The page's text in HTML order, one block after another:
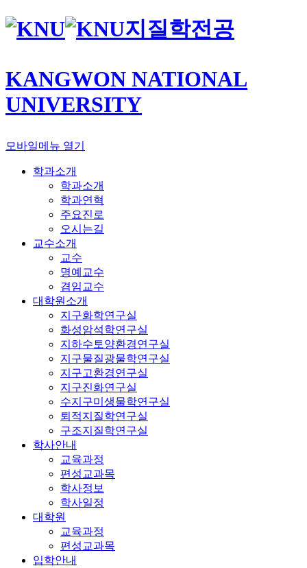
지질학전공
KANGWON NATIONAL
UNIVERSITY
모바일메뉴 열기
학과소개
학과소개
학과연혁
주요진로
오시는길
교수소개
교수
명예교수
겸임교수
대학원소개
지구화학연구실
화성암석학연구실
지하수토양환경연구실
지구물질광물학연구실
지구고환경연구실
지구진화연구실
수지구미생물학연구실
퇴적지질학연구실
구조지질학연구실
학사안내
교육과정
편성교과목
학사정보
학사일정
대학원
교육과정
편성교과목
입학안내